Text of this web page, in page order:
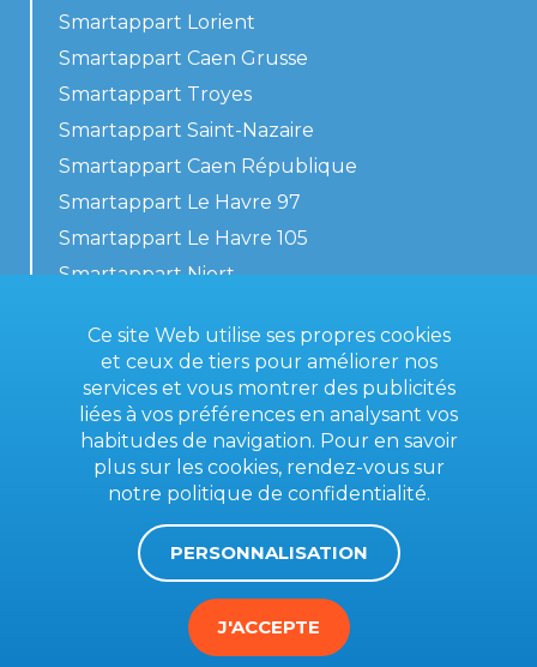
Smartappart Lorient
Smartappart Caen Grusse
Smartappart Troyes
Smartappart Saint-Nazaire
Smartappart Caen République
Smartappart Le Havre 97
Smartappart Le Havre 105
Smartappart Niort
Contactez-nous
Conditions générales
Mentions légales
Ce site Web utilise ses propres cookies
et ceux de tiers pour améliorer nos
services et vous montrer des publicités
liées à vos préférences en analysant vos
habitudes de navigation. Pour en savoir
plus sur les cookies, rendez-vous sur
notre politique de confidentialité.
PERSONNALISATION
J'ACCEPTE